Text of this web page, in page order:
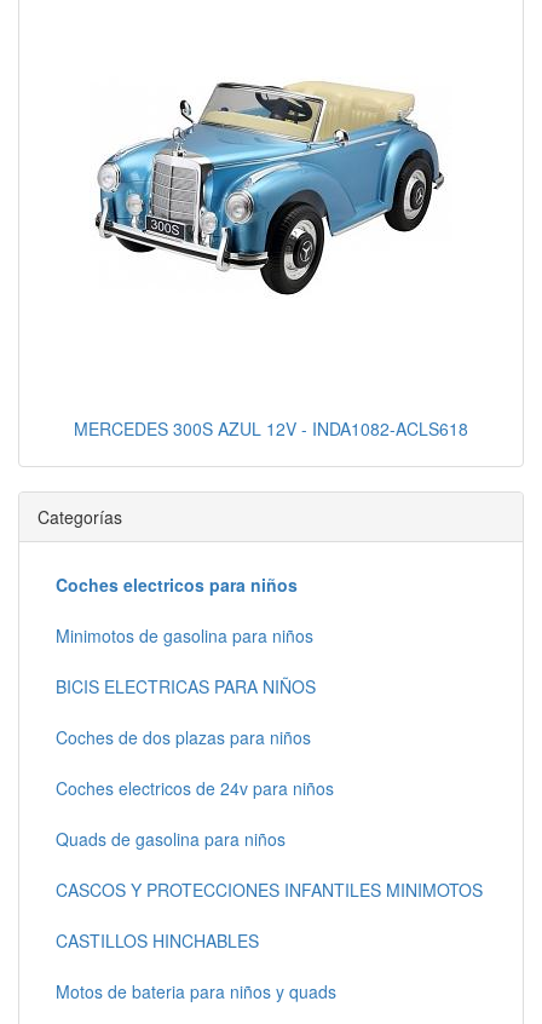
MERCEDES 300S AZUL 12V - INDA1082-ACLS618
Categorías
Coches electricos para niños
Minimotos de gasolina para niños
BICIS ELECTRICAS PARA NIÑOS
Coches de dos plazas para niños
Coches electricos de 24v para niños
Quads de gasolina para niños
CASCOS Y PROTECCIONES INFANTILES MINIMOTOS
CASTILLOS HINCHABLES
Motos de bateria para niños y quads